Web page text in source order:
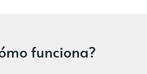
funciona?